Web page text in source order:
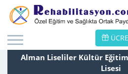
Alman Liseliler Kültür
Lisesi